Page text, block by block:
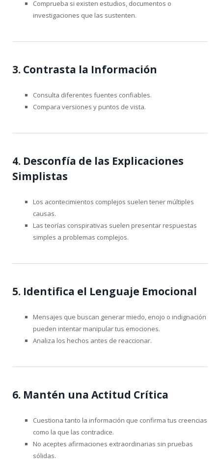
Comprueba si existen estudios, documentos o
investigaciones que las sustenten.
3. Contrasta la Información
Consulta diferentes fuentes confiables.
Compara versiones y puntos de vista.
4. Desconfía de las Explicaciones
Simplistas
Los acontecimientos complejos suelen tener múltiples
causas.
Las teorías conspirativas suelen presentar respuestas
simples a problemas complejos.
5. Identifica el Lenguaje Emocional
Mensajes que buscan generar miedo, enojo o indignación
pueden intentar manipular tus emociones.
Analiza los hechos antes de reaccionar.
6. Mantén una Actitud Crítica
Cuestiona tanto la información que confirma tus creencias
como la que las contradice.
No aceptes afirmaciones extraordinarias sin pruebas
sólidas.